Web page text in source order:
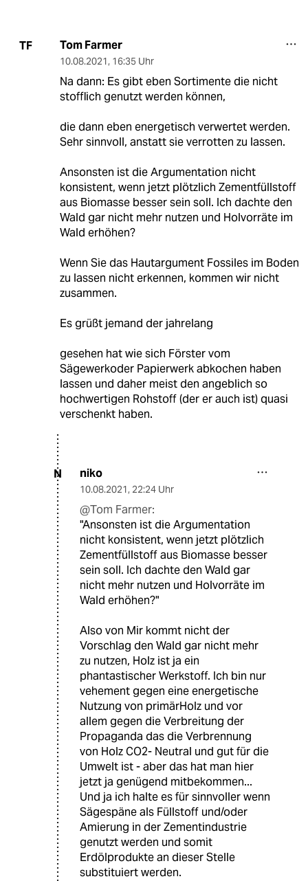
TF Tom Farmer
10.08.2021, 16:35 Uhr
Na dann: Es gibt eben Sortimente die nicht
stofflich genutzt werden können,
die dann eben energetisch verwertet werden.
Sehr sinnvoll, anstatt sie verrotten zu lassen.
Ansonsten ist die Argumentation nicht
konsistent, wenn jetzt plötzlich Zementfüllstoff
aus Biomasse besser sein soll. Ich dachte den
Wald gar nicht mehr nutzen und Holvorräte im
Wald erhöhen?
Wenn Sie das Hautargument Fossiles im Boden
zu lassen nicht erkennen, kommen wir nicht
zusammen.
Es grüßt jemand der jahrelang
gesehen hat wie sich Förster vom
Sägewerkoder Papierwerk abkochen haben
lassen und daher meist den angeblich so
hochwertigen Rohstoff (der er auch ist) quasi
verschenkt haben.
N niko
10.08.2021, 22:24 Uhr
@Tom Farmer:
"Ansonsten ist die Argumentation
nicht konsistent, wenn jetzt plötzlich
Zementfüllstoff aus Biomasse besser
sein soll. Ich dachte den Wald gar
nicht mehr nutzen und Holvorräte im
Wald erhöhen?"
Also von Mir kommt nicht der
Vorschlag den Wald gar nicht mehr
zu nutzen, Holz ist ja ein
phantastischer Werkstoff. Ich bin nur
vehement gegen eine energetische
Nutzung von primärHolz und vor
allem gegen die Verbreitung der
Propaganda das die Verbrennung
von Holz CO2- Neutral und gut für die
Umwelt ist - aber das hat man hier
jetzt ja genügend mitbekommen...
Und ja ich halte es für sinnvoller wenn
Sägespäne als Füllstoff und/oder
Amierung in der Zementindustrie
genutzt werden und somit
Erdölprodukte an dieser Stelle
substituiert werden.